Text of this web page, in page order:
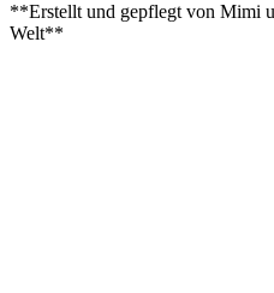
**Erstellt und gepflegt von Mimi
Welt**